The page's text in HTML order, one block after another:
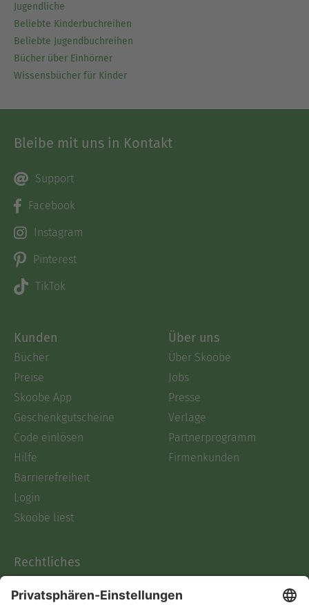
Jugendliche
Beliebte Kinderbuchreihen
Beliebte Jugendbuchreihen
Bücher über Einhörner
Wissensbücher für Kinder
Bleibe mit uns in Kontakt
Support
Facebook
Instagram
Pinterest
TikTok
Kunden
Bücher
Preise
Skoobe App
Geschenkgutscheine
Code einlösen
Hilfe
Barrierefreiheit
Login
Skoobe liest
Über uns
Über Skoobe
Jobs
Presse
Verlage
Partnerprogramm
Firmenkunden
Rechtliches
AGB